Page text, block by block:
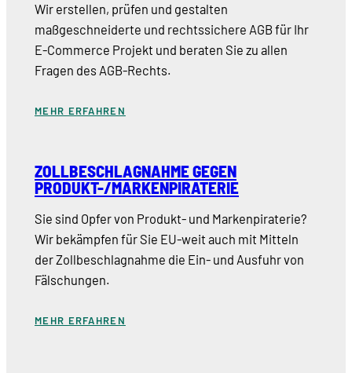
Wir erstellen, prüfen und gestalten
maßgeschneiderte und rechtssichere AGB für Ihr
E-Commerce Projekt und beraten Sie zu allen
Fragen des AGB-Rechts.
MEHR ERFAHREN
ZOLLBESCHLAGNAHME GEGEN
PRODUKT-/MARKENPIRATERIE
Sie sind Opfer von Produkt- und Markenpiraterie?
Wir bekämpfen für Sie EU-weit auch mit Mitteln
der Zollbeschlagnahme die Ein- und Ausfuhr von
Fälschungen.
MEHR ERFAHREN